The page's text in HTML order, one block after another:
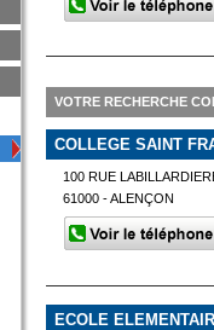
VOTRE RECHERCHE
COLLEGE SAINT
100 RUE
61000 - ALENÇON
ECOLE